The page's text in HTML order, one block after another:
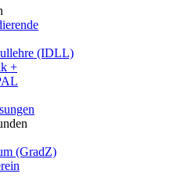
(IDLL)
+
(GradZ)